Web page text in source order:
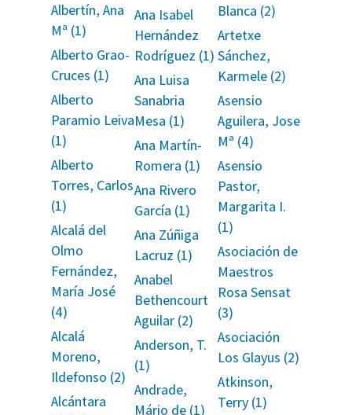
Albertín, Ana
Mª (1)
Alberto Grao-
Cruces (1)
Alberto
Paramio Leiva
(1)
Alberto
Torres, Carlos
(1)
Alcalá del
Olmo
Fernández,
María José
(4)
Alcalá
Moreno,
Ildefonso (2)
Alcántara
Ana Isabel
Hernández
Rodríguez (1)
Ana Luisa
Sanabria
Mesa (1)
Ana Martín-
Romera (1)
Ana Rivero
García (1)
Ana Zúñiga
Lacruz (1)
Anabel
Bethencourt
Aguilar (2)
Anderson, T.
(1)
Andrade,
Mário de (1)
Blanca (2)
Artetxe
Sánchez,
Karmele (2)
Asensio
Aguilera, Jose
Mª (4)
Asensio
Pastor,
Margarita I.
(1)
Asociación de
Maestros
Rosa Sensat
(3)
Asociación
Los Glayus (2)
Atkinson,
Terry (1)